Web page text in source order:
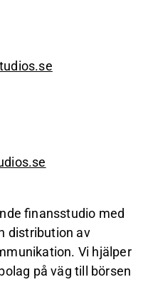
finansstudio med
distribution av
Vi hjälper
på väg till börsen